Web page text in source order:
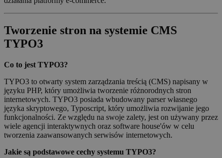
Tworzenie stron na systemie CMS
TYPO3
Co to jest TYPO3?
TYPO3 to otwarty system zarządzania treścią (CMS) napisany w
języku PHP, który umożliwia tworzenie różnorodnych stron
internetowych. TYPO3 posiada wbudowany parser własnego
języka skryptowego, Typoscript, który umożliwia rozwijanie jego
funkcjonalności. Ze względu na swoje zalety, jest on używany przez
wiele agencji interaktywnych oraz software house'ów w celu
tworzenia zaawansowanych serwisów internetowych.
Jakie są podstawowe cechy systemu TYPO3?